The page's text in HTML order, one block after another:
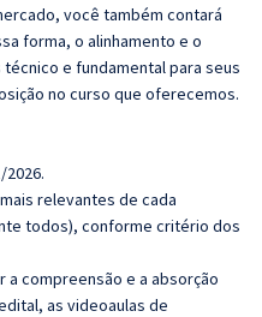
você também contará
forma, o alinhamento e o
e fundamental para seus
no curso que oferecemos.
2026.
relevantes de cada
todos), conforme critério dos
compreensão e a absorção
as videoaulas de